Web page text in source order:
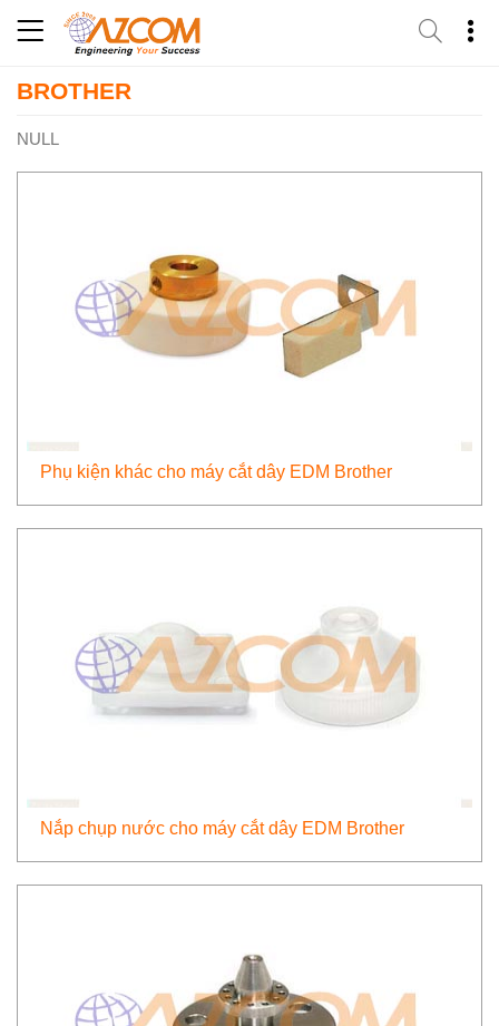
BROTHER
NULL
Phụ kiện khác cho máy cắt dây EDM Brother
Nắp chụp nước cho máy cắt dây EDM Brother